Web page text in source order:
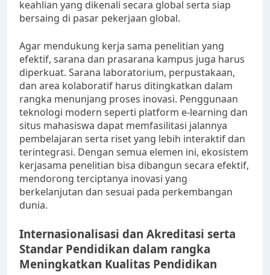
keahlian yang dikenali secara global serta siap
bersaing di pasar pekerjaan global.
Agar mendukung kerja sama penelitian yang
efektif, sarana dan prasarana kampus juga harus
diperkuat. Sarana laboratorium, perpustakaan,
dan area kolaboratif harus ditingkatkan dalam
rangka menunjang proses inovasi. Penggunaan
teknologi modern seperti platform e-learning dan
situs mahasiswa dapat memfasilitasi jalannya
pembelajaran serta riset yang lebih interaktif dan
terintegrasi. Dengan semua elemen ini, ekosistem
kerjasama penelitian bisa dibangun secara efektif,
mendorong terciptanya inovasi yang
berkelanjutan dan sesuai pada perkembangan
dunia.
Internasionalisasi dan Akreditasi serta
Standar Pendidikan dalam rangka
Meningkatkan Kualitas Pendidikan